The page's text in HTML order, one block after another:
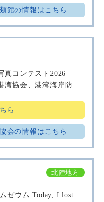
館の情報はこちら
真コンテスト2026
湾協会、港湾海岸防災
ら
会の情報はこちら
北陸地方
ゼウム Today, I lost